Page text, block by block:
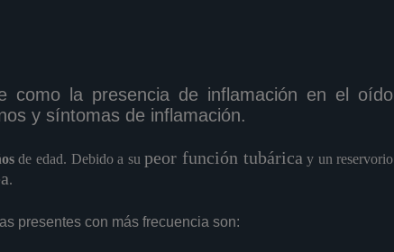
como la presencia de inflamación en el oído
y síntomas de inflamación.
de edad. Debido a supeor función tubárica y un reservorio
.
presentes con más frecuencia son: